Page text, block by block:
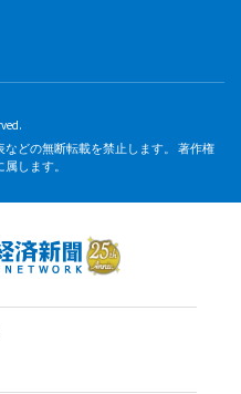
どの無断転載を禁止します。 著作権
します。